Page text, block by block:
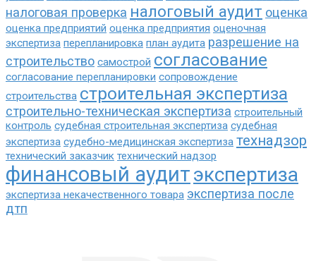
налоговая проверка налоговый аудит оценка
оценка предприятий оценка предприятия оценочная
экспертиза перепланировка план аудита разрешение на
строительство самострой согласование
согласование перепланировки сопровождение
строительства строительная экспертиза
строительно-техническая экспертиза строительный
контроль судебная строительная экспертиза судебная
экспертиза судебно-медицинская экспертиза технадзор
технический заказчик технический надзор
финансовый аудитэкспертиза
экспертиза некачественного товара экспертиза после
дтп